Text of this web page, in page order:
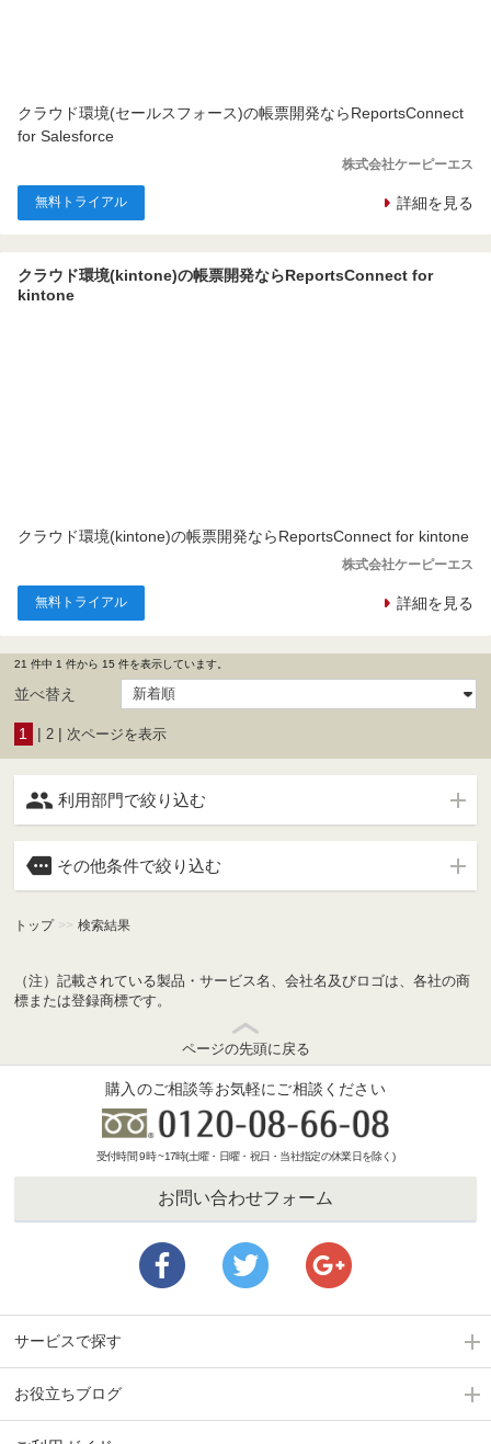
クラウド環境(セールスフォース)の帳票開発ならReportsConnect
for Salesforce
株式会社ケーピーエス
無料トライアル 詳細を見る
クラウド環境(kintone)の帳票開発ならReportsConnect for
kintone
クラウド環境(kintone)の帳票開発ならReportsConnect for kintone
株式会社ケーピーエス
無料トライアル 詳細を見る
21 件中 1 件から 15 件を表示しています。
並べ替え
1 | 2 | 次ページを表示
 利用部門で絞り込む
 その他条件で絞り込む
トップ >> 検索結果
（注）記載されている製品・サービス名、会社名及びロゴは、各社の商
標または登録商標です。
ページの先頭に戻る
購入のご相談等お気軽にご相談ください
受付時間 9時 ~17時(土曜・日曜・祝日・当社指定の休業日を除く)
お問い合わせフォーム
サービスで探す
お役立ちブログ